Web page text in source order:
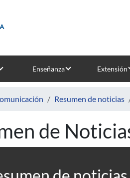
Enseñanza Extensión
Resumen de noticias
de